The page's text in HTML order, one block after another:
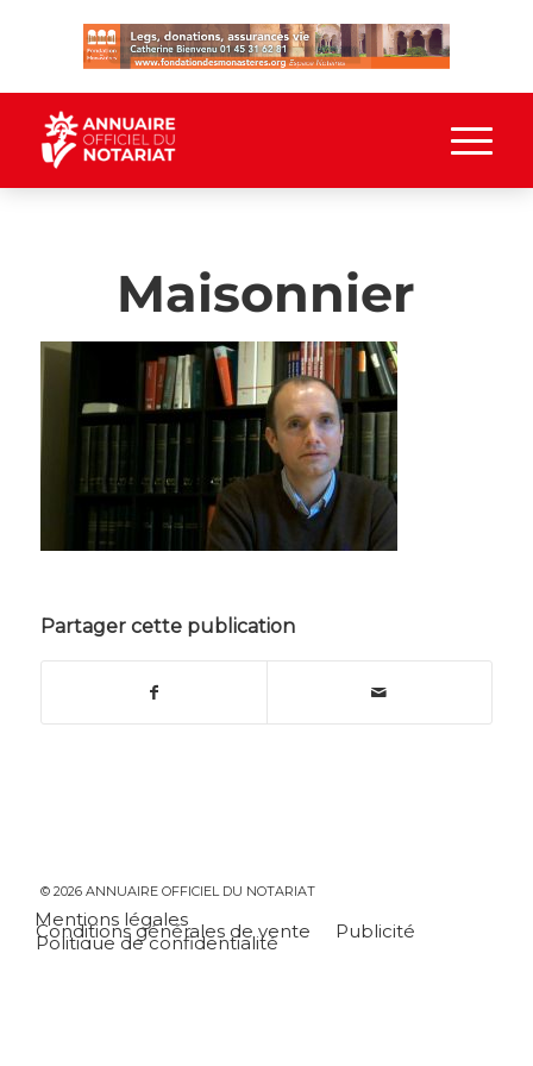
Maisonnier
Partager cette publication
© 2026 ANNUAIRE OFFICIEL DU NOTARIAT
Mentions légales
Conditions générales de vente Publicité
Politique de confidentialité